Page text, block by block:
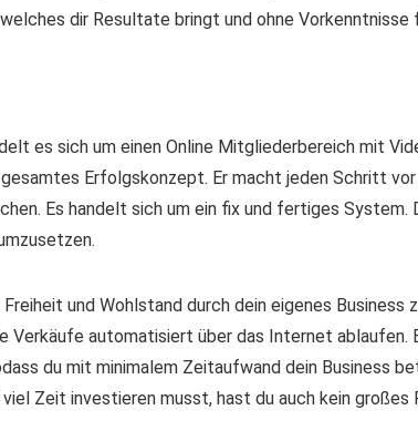
dir Resultate bringt und ohne Vorkenntnisse
es sich um einen Online Mitgliederbereich mit
Erfolgskonzept. Er macht jeden Schritt
Es handelt sich um ein fix und fertiges System.
und Wohlstand durch dein eigenes Business
Verkäufe automatisiert über das Internet ablaufen.
du mit minimalem Zeitaufwand dein Business
Zeit investieren musst, hast du auch kein großes